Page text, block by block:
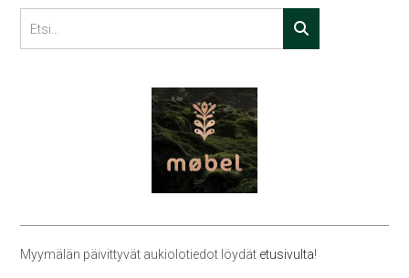
Myymälän päivittyvät aukiolotiedot löydät etusivulta!